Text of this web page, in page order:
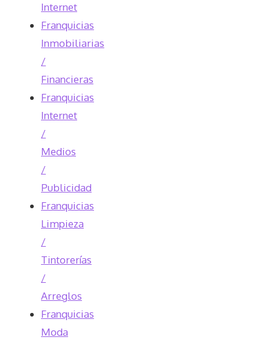
Internet
Franquicias
Inmobiliarias
/
Financieras
Franquicias
Internet
/
Medios
/
Publicidad
Franquicias
Limpieza
/
Tintorerías
/
Arreglos
Franquicias
Moda